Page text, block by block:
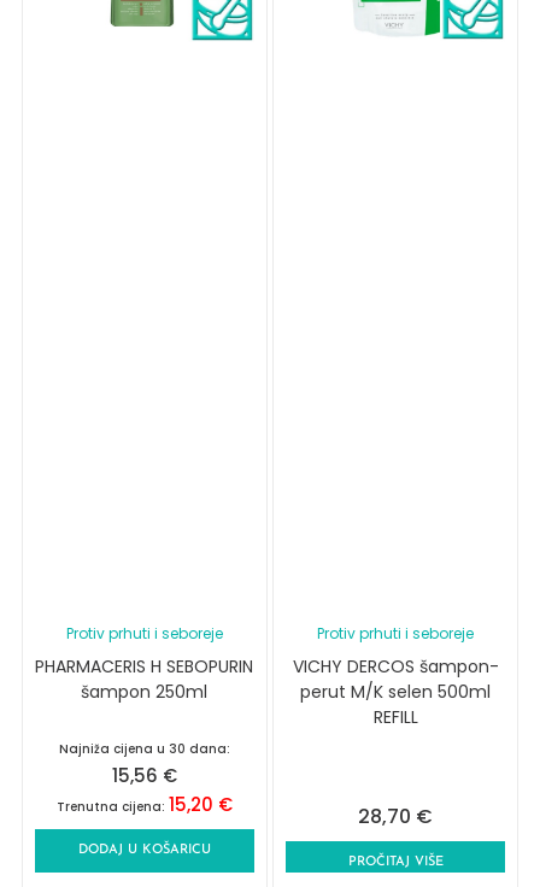
Protiv prhuti i seboreje
PHARMACERIS H SEBOPURIN
šampon 250ml
Najniža cijena u 30 dana:
15,56 €
Trenutna cijena: 15,20 €
DODAJ U KOŠARICU
Protiv prhuti i seboreje
VICHY DERCOS šampon-
perut M/K selen 500ml
REFILL
28,70 €
PROČITAJ VIŠE